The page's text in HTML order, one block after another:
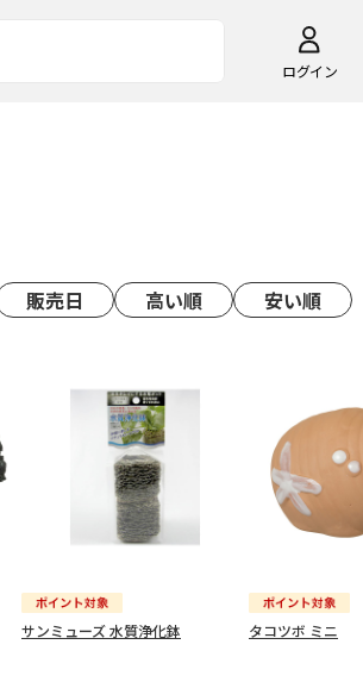
ログイン
販売日 高い順 安い順
サンミューズ 水質浄化鉢 タコツボ ミニ